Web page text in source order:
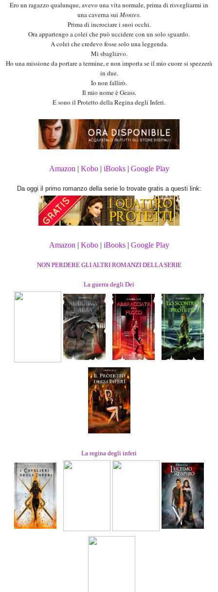
Ero un ragazzo qualunque, avevo una vita normale, prima di risvegliarmi in
una caverna sui Montes.
Prima di incrociare i suoi occhi.
Ora appartengo a colei che può uccidere con un solo sguardo.
A colei che credevo fosse solo una leggenda.
Mi sbagliavo.
Ho una missione da portare a termine, e non importa se il mio cuore si spezzerà
in due.
Io non fallirò.
Il mio nome è Geass.
E sono il Protetto della Regina degli Inferi.
Amazon | Kobo| iBooks| Google Play
Da oggi il primo romanzo della serie lo trovate gratis a questi link:
Amazon | Kobo| iBooks| Google Play
NON PERDERE GLI ALTRI ROMANZI DELLA SERIE
La guerra degli Dei
La regina degli inferi